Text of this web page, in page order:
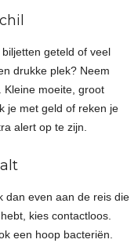
geteld of veel
drukke plek? Neem
Kleine moeite, groot
je met geld of reken je
alert op te zijn.
dan even aan de reis die
kies contactloos.
een hoop bacteriën.